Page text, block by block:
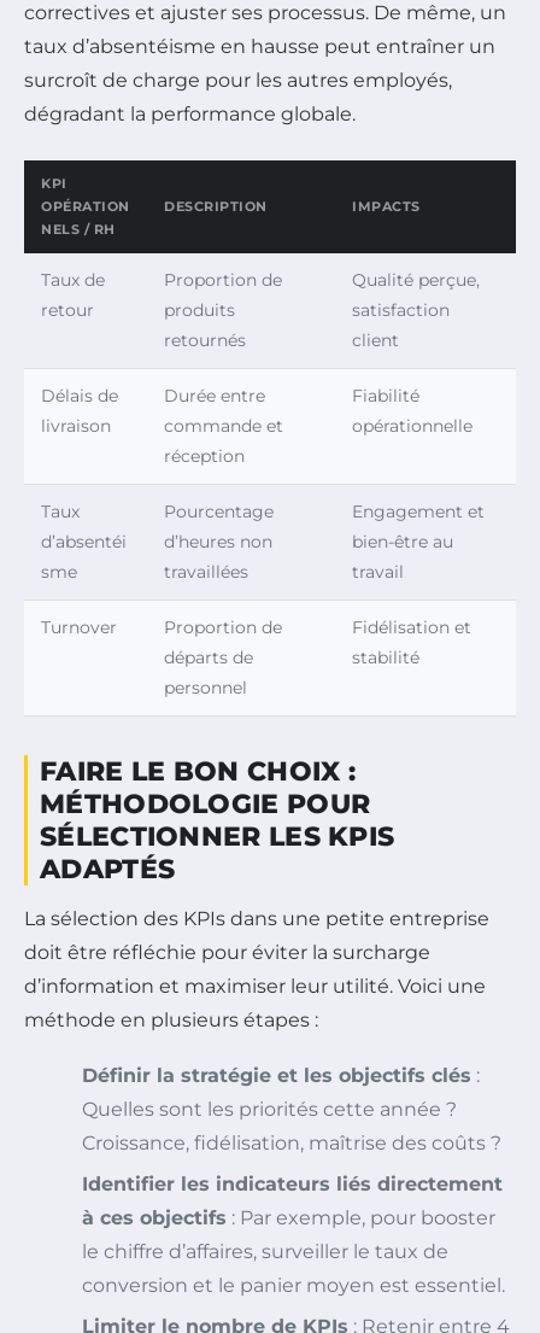
correctives et ajuster ses processus. De même, un
taux d’absentéisme en hausse peut entraîner un
surcroît de charge pour les autres employés,
dégradant la performance globale.
KPI
OPÉRATION
NELS / RH
DESCRIPTION IMPACTS
Taux de
retour
Proportion de
produits
retournés
Qualité perçue,
satisfaction
client
Délais de
livraison
Durée entre
commande et
réception
Fiabilité
opérationnelle
Taux
d’absentéi
sme
Pourcentage
d’heures non
travaillées
Engagement et
bien-être au
travail
Turnover
Proportion de
départs de
personnel
Fidélisation et
stabilité
FAIRE LE BON CHOIX :
MÉTHODOLOGIE POUR
SÉLECTIONNER LES KPIS
ADAPTÉS
La sélection des KPIs dans une petite entreprise
doit être réfléchie pour éviter la surcharge
d’information et maximiser leur utilité. Voici une
méthode en plusieurs étapes :
Définir la stratégie et les objectifs clés :
Quelles sont les priorités cette année ?
Croissance, fidélisation, maîtrise des coûts ?
Identifier les indicateurs liés directement
à ces objectifs : Par exemple, pour booster
le chiffre d’affaires, surveiller le taux de
conversion et le panier moyen est essentiel.
Limiter le nombre de KPIs : Retenir entre 4